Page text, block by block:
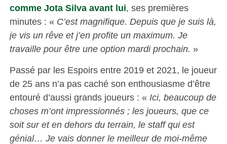
comme Jota Silva avant lui, ses premières
minutes : « C’est magnifique. Depuis que je suis là,
je vis un rêve et j’en profite un maximum. Je
travaille pour être une option mardi prochain. »
Passé par les Espoirs entre 2019 et 2021, le joueur
de 25 ans n’a pas caché son enthousiasme d’être
entouré d’aussi grands joueurs : « Ici, beaucoup de
choses m’ont impressionnés ; les joueurs, que ce
soit sur et en dehors du terrain, le staff qui est
génial… Je vais donner le meilleur de moi-même